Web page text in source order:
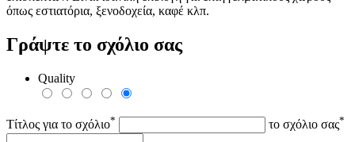
όπως εστιατόρια, ξενοδοχεία, καφέ κλπ.
Γράψτε το σχόλιο σας
Quality
Τίτλος για το σχόλιο* το σχόλιο σας*